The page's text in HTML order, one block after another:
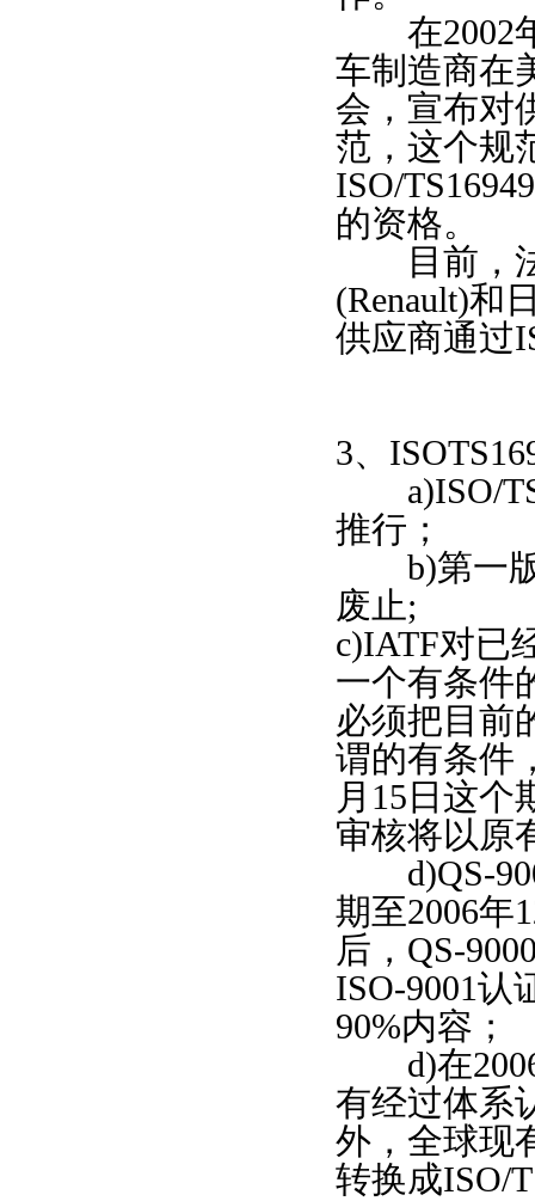
在2002年
车制造商在
会，宣布对
范，这个规
ISO/
的资格。
目前，法
(Renault)和
供应商通过
3、
a)ISO/
推行；
b)第一版
废止;
c)IATF对已
一个有条件
必须把目前
谓的有条件
月15日这个
审核将以原
d)QS-
期至2006年
后，QS-
ISO-9001认
90%内容；
d)在2006
有经过体系
外，全球现
转换成ISO/